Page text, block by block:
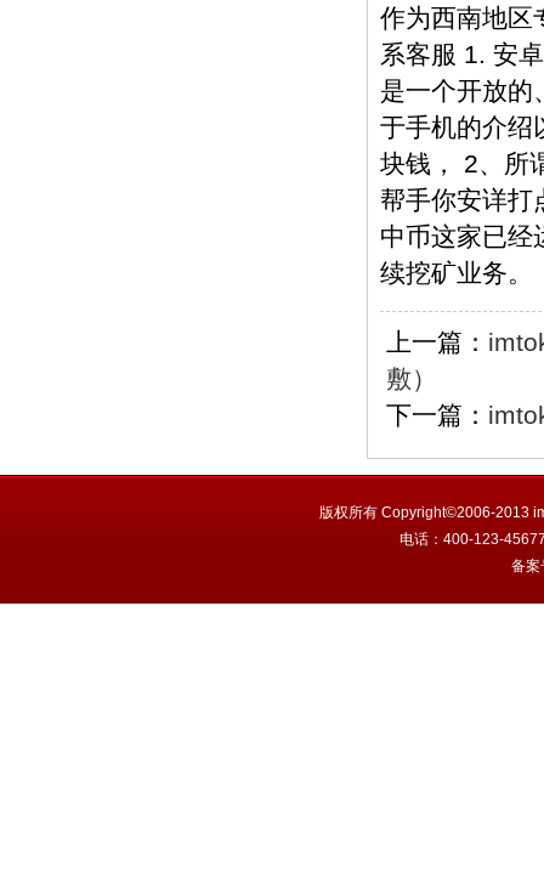
作为西南地区
系客服 1. 安
是一个开放的
于手机的介绍
块钱， 2、所
帮手你安详打
中币这家已经
续挖矿业务。
上一篇：
敷）
下一篇：
版权所有 Copyright©2006-2013
电话：400-123-
备案